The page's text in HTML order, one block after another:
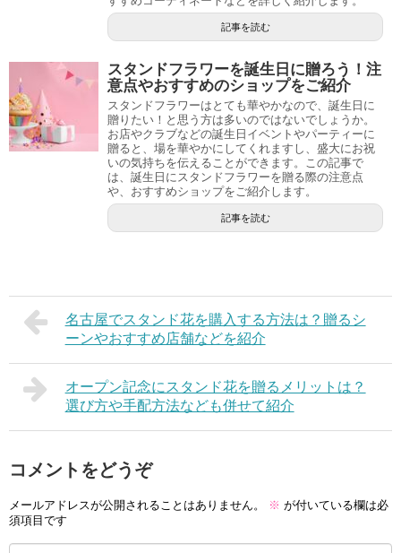
記事を読む
スタンドフラワーを誕生日に贈ろう！注
意点やおすすめのショップをご紹介
スタンドフラワーはとても華やかなので、誕生日に
贈りたい！と思う方は多いのではないでしょうか。
お店やクラブなどの誕生日イベントやパーティーに
贈ると、場を華やかにしてくれますし、盛大にお祝
いの気持ちを伝えることができます。この記事で
は、誕生日にスタンドフラワーを贈る際の注意点
や、おすすめショップをご紹介します。
記事を読む
名古屋でスタンド花を購入する方法は？贈るシ
ーンやおすすめ店舗などを紹介
オープン記念にスタンド花を贈るメリットは？
選び方や手配方法なども併せて紹介
コメントをどうぞ
メールアドレスが公開されることはありません。 ※ が付いている欄は必
須項目です